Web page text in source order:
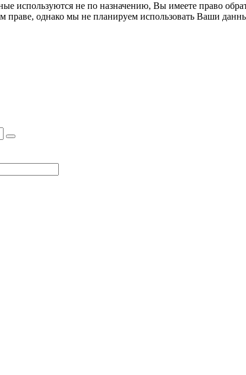
используются не по назначению, Вы имеете право
однако мы не планируем использовать Ваши